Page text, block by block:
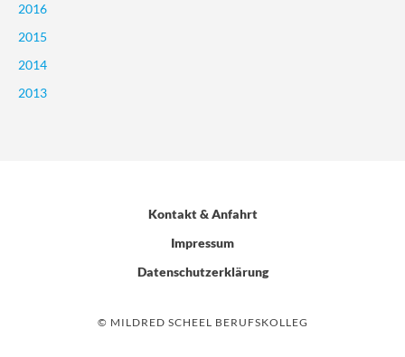
2016
2015
2014
2013
Kontakt & Anfahrt
Impressum
Datenschutzerklärung
© MILDRED SCHEEL BERUFSKOLLEG